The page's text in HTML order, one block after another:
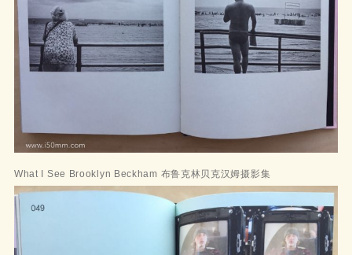
What I See Brooklyn Beckham 布鲁克林贝克汉姆摄影集